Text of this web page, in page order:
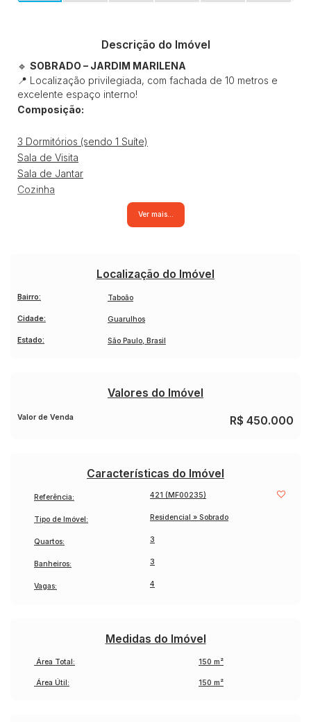
Descrição do Imóvel
🔹 SOBRADO – JARDIM MARILENA
📍 Localização privilegiada, com fachada de 10 metros e
excelente espaço interno!
Composição:
3 Dormitórios (sendo 1 Suíte)
Sala de Visita
Sala de Jantar
Cozinha
Valor: R$ 450.000
Ver mais...
Localização do Imóvel
Bairro: Taboão
Cidade: Guarulhos
Estado: São Paulo, Brasil
Valores do Imóvel
R$ 450.000
Valor de Venda
Características do Imóvel
Referência: 421 (MF00235)
Tipo de Imóvel: Residencial » Sobrado
Quartos: 3
Banheiros: 3
Vagas: 4
Medidas do Imóvel
Área Total: 150 m²
Área Útil: 150 m²